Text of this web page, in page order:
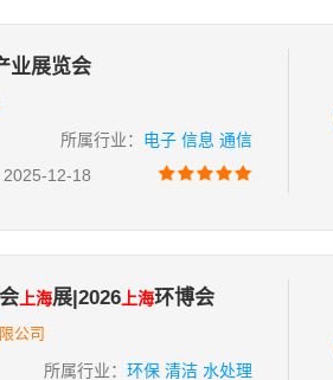
业展览会
所属行业： 电子 信息 通信
12-18
上海展|2026 上海环博会
公司
所属行业： 环保 清洁 水处理